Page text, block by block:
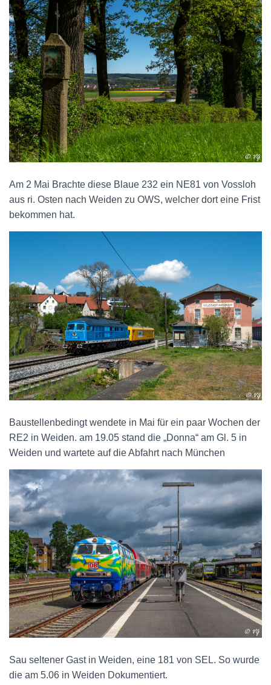
Am 2 Mai Brachte diese Blaue 232 ein NE81 von Vossloh
aus ri. Osten nach Weiden zu OWS, welcher dort eine Frist
bekommen hat.
Baustellenbedingt wendete in Mai für ein paar Wochen der
RE2 in Weiden. am 19.05 stand die „Donna“ am Gl. 5 in
Weiden und wartete auf die Abfahrt nach München
Sau seltener Gast in Weiden, eine 181 von SEL. So wurde
die am 5.06 in Weiden Dokumentiert.